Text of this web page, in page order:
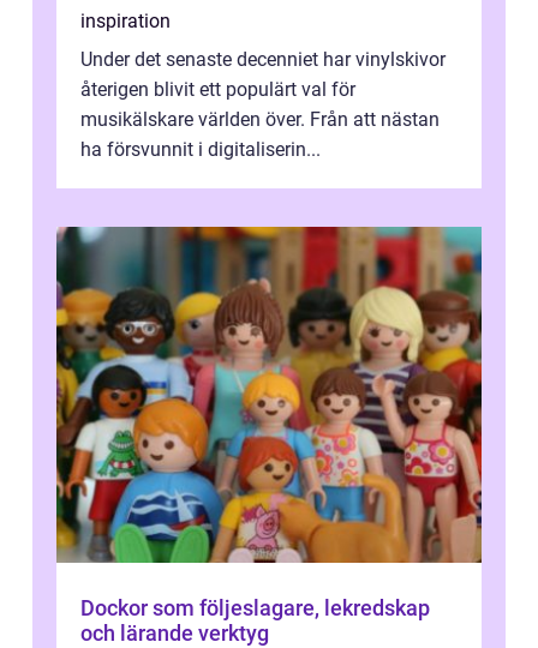
inspiration
Under det senaste decenniet har vinylskivor
återigen blivit ett populärt val för
musikälskare världen över. Från att nästan
ha försvunnit i digitaliserin...
Dockor som följeslagare, lekredskap
och lärande verktyg